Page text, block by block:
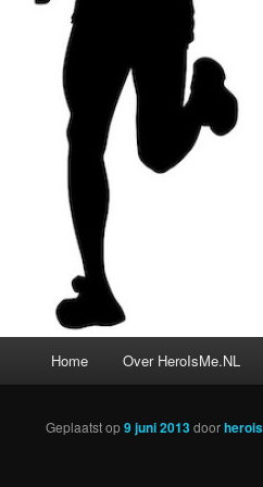
Home Over HeroIsMe.NL
Geplaatst op9 juni 2013door